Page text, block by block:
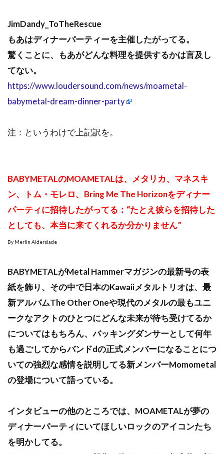
JimDandy_ToTheRescue
もあはディナーパーティーを主催したがってる。
驚くことに、もあがどんな料理を提供するかは言及し
てない。
https://www.loudersound.com/news/moametal-
babymetal-dream-dinner-party
注：というわけで上記訳を。
BABYMETALのMOAMETALは、メタリカ、マネスキ
ン、トム・モレロ、Bring Me The Horizonをディナー
パーティに招待したがってる：“たとえ彼らを招待した
としても、本当に来てくれるか分かりません”
By Merlin Alderslade
BABYMETALがMetal Hammerマガジンの最新号の表
紙を飾り、その中で日本のKawaiiメタルトリオは、最
新アルバムThe Other Oneや現代のメタルの最もユニ
ークなアクトのひとつにどんな未来が待ち受けてるか
についてはもちろん、バッキングダンサーとして何年
も過ごしてからバンドdの正式メンバーになることにつ
いての強烈な感情を説明してる新メンバーMomometal
の登場について語っている。
インタビューの他のところでは、MOAMETALが夢の
ディナーパーティにいてほしいロックのアイコンたち
を明かしてる。